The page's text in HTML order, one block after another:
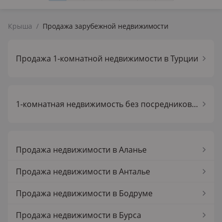
Крыша / Продажа зарубежной недвижимости
Продажа 1-комнатной недвижимости в Турции
1-комнатная недвижимость без посредников в Турции
Продажа недвижимости в Аланье
Продажа недвижимости в Анталье
Продажа недвижимости в Бодруме
Продажа недвижимости в Бурса